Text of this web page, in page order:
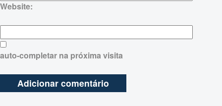
Website:
auto-completar na próxima visita